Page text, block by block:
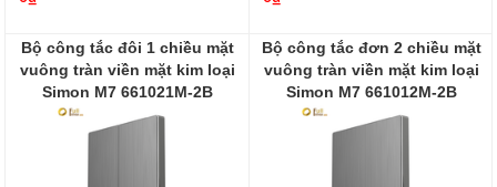
Bộ công tắc đôi 1 chiều mặt
vuông tràn viền mặt kim loại
Simon M7 661021M-2B
661021M-2B
Bộ công tắc đơn 2 chiều mặt
vuông tràn viền mặt kim loại
Simon M7 661012M-2B
661012M-2B